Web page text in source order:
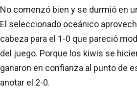
No comenzó bien y se durmió en
El seleccionado oceánico
cabeza para el 1-0 que pareció
del juego. Porque los kiwis se
ganaron en confianza al punto de
anotar el 2-0.